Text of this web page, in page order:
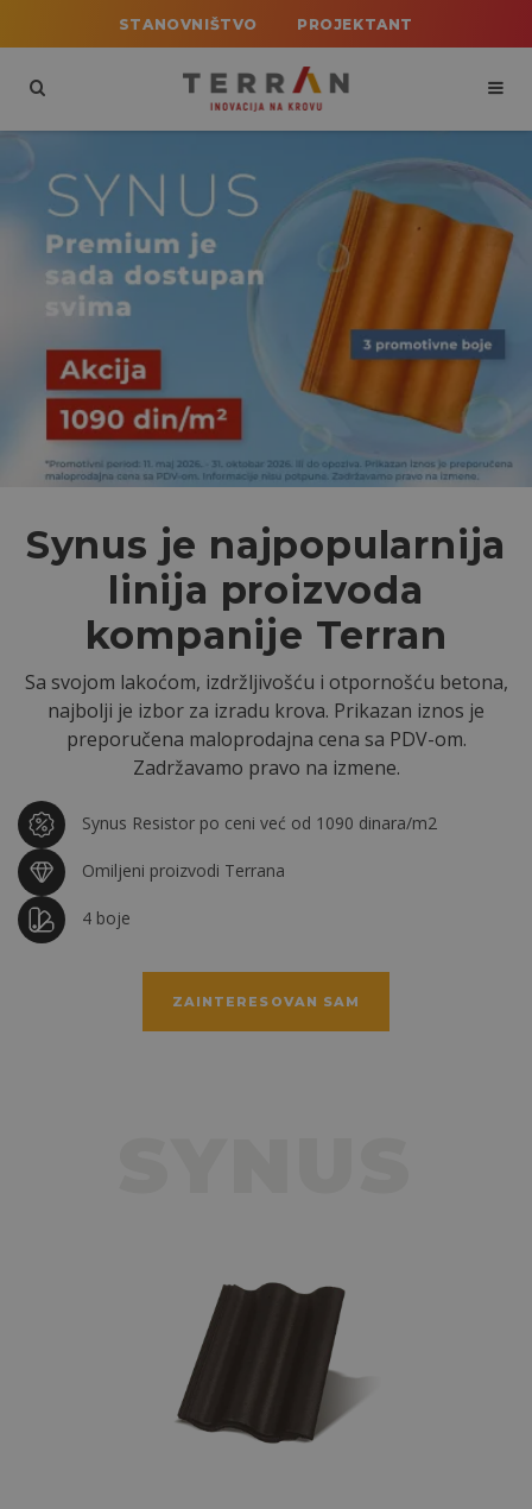
STANOVNIŠTVO PROJEKTANT
Synus je najpopularnija
linija proizvoda
kompanije Terran
Sa svojom lakoćom, izdržljivošću i otpornošću betona,
najbolji je izbor za izradu krova. Prikazan iznos je
preporučena maloprodajna cena sa PDV-om.
Zadržavamo pravo na izmene.
Synus Resistor po ceni već od 1090 dinara/m2
Omiljeni proizvodi Terrana
4 boje
ZAINTERESOVAN SAM